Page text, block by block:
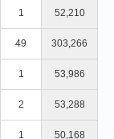
1 52,210
49 303,266
1 53,986
2 53,288
1 50,168